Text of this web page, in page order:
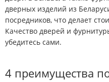
дверных изделий из
посредников, что делает
Качество дверей и
убедитесь сами.
4 преимущества